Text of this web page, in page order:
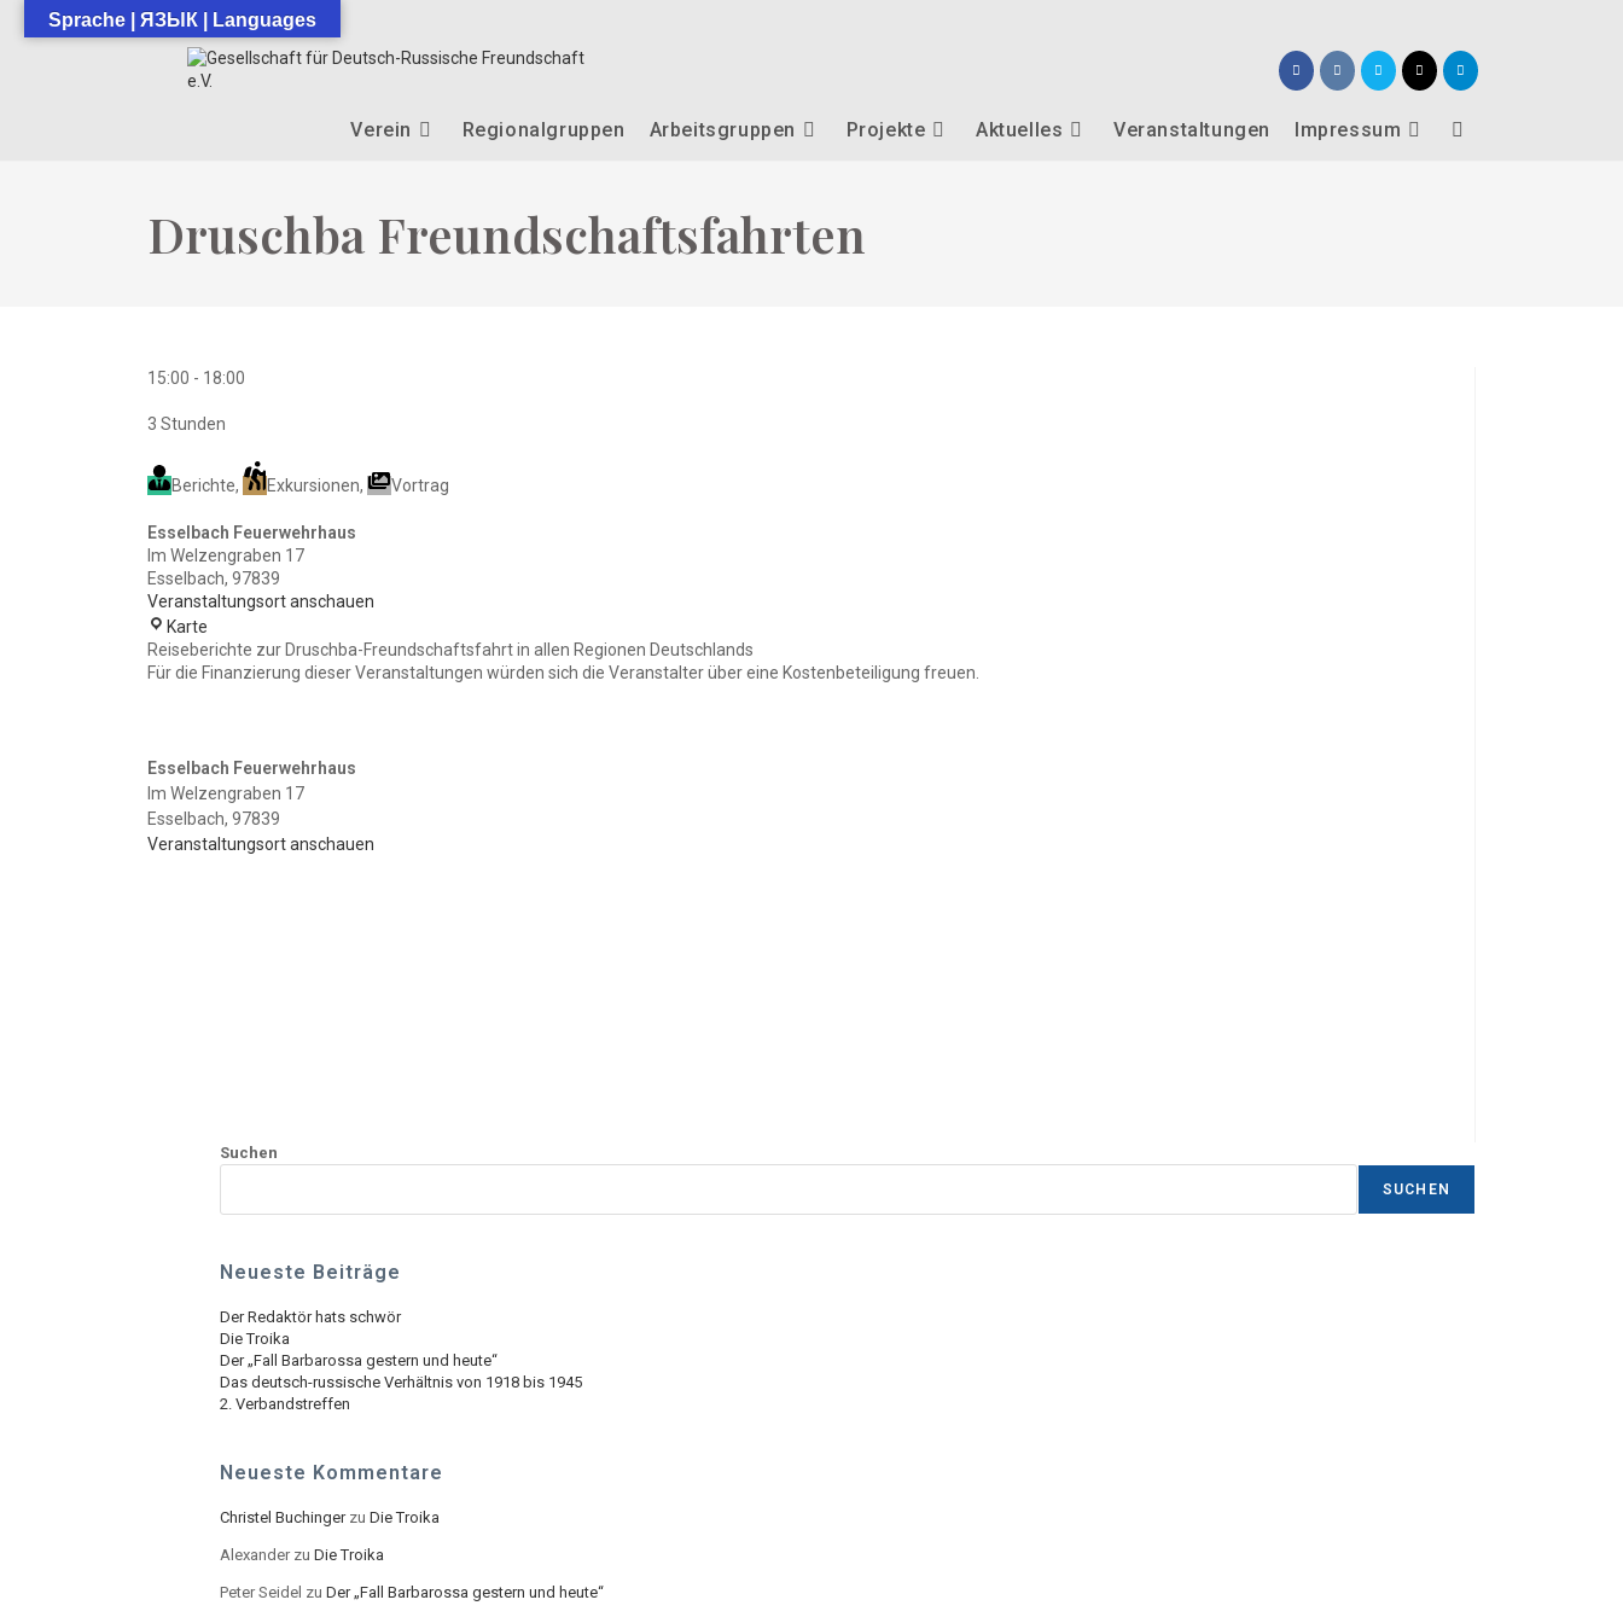
Verein Regionalgruppen Arbeitsgruppen Projekte Aktuelles Veranstaltungen Impressum
Druschba Freundschaftsfahrten
15:00 - 18:00
3 Stunden
Berichte, Exkursionen, Vortrag
Esselbach Feuerwehrhaus
Im Welzengraben 17
Esselbach, 97839
Veranstaltungsort anschauen
Karte
Feuerwehrhaus
Reiseberichte zur Druschba-Freundschaftsfahrt in allen Regionen Deutschlands
Für die Finanzierung dieser Veranstaltungen würden sich die Veranstalter über eine Kostenbeteiligung freuen.
Esselbach Feuerwehrhaus
Im Welzengraben 17
Esselbach, 97839
Veranstaltungsort anschauen
Suchen
SUCHEN
Neueste Beiträge
Der Redaktör hats schwör
Die Troika
Der „Fall Barbarossa gestern und heute“
Das deutsch-russische Verhältnis von 1918 bis 1945
2. Verbandstreffen
Neueste Kommentare
Christel Buchingerzu Die Troika
Alexanderzu Die Troika
Peter Seidel zu Der „Fall Barbarossa gestern und heute“
Sprache | ЯЗЫК | Languages